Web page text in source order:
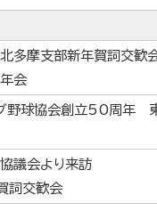
多摩支部新年賀詞交歓
会
野球協会創立50周年
議会より来訪
詞交歓会